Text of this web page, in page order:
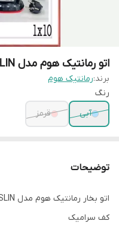
اتو رمانتیک هوم مدل LESLIN
برند:رمانتیک هوم
رنگ
آبی
قرمز
توضیحات
کف سرامیک